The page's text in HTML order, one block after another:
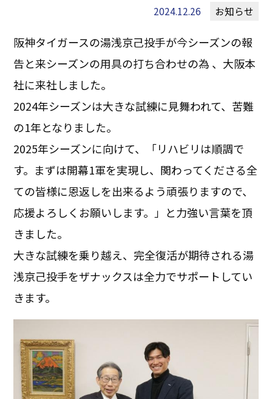
2024.12.26 お知らせ
阪神タイガースの湯浅京己投手が今シーズンの報
告と来シーズンの用具の打ち合わせの為 、大阪本
社に来社しました。
2024年シーズンは大きな試練に見舞われて、苦難
の1年となりました。
2025年シーズンに向けて、「リハビリは順調で
す。まずは開幕1軍を実現し、関わってくださる全
ての皆様に恩返しを出来るよう頑張りますので、
応援よろしくお願いします。」と力強い言葉を頂
きました。
大きな試練を乗り越え、完全復活が期待される湯
浅京己投手をザナックスは全力でサポートしてい
きます。